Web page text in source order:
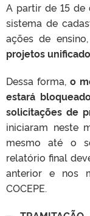
A partir de 15 de
sistema de
ações de
projetos
Dessa forma, o
estará
solicitações de
iniciaram neste
mesmo até o
relatório final
anterior e nos
COCEPE.